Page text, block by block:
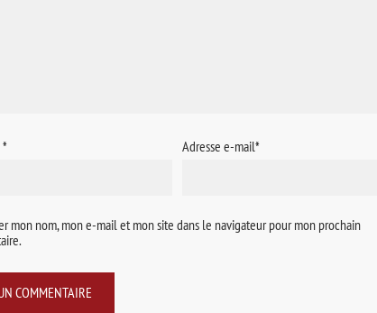
* Adresse e-mail*
mon nom, mon e-mail et mon site dans le navigateur pour mon prochain